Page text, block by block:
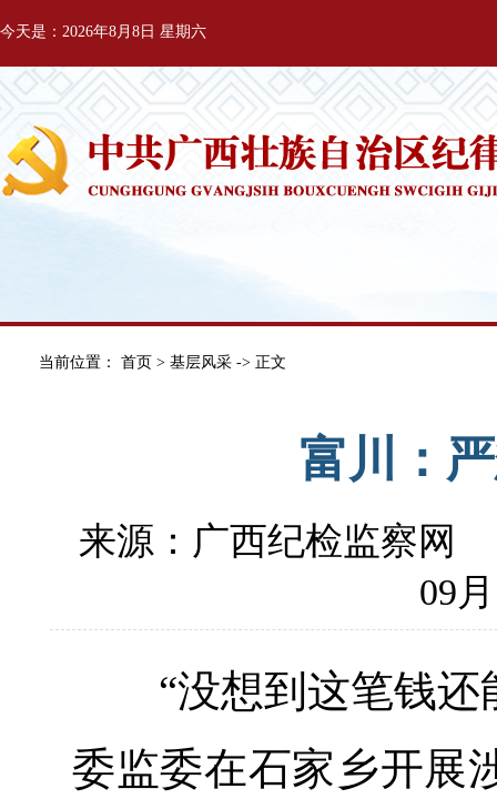
今天是：2026年8月8日 星期六
当前位置： 首页 > 基层风采 -> 正文
富川：
来源：广西纪检监察网
09
“没想到这笔钱还
委监委在石家乡开展